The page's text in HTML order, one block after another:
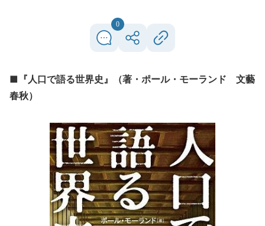
0
■『人口で語る世界史』（著・ポール・モーランド 文藝
春秋）